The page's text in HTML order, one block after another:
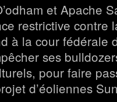
et Apache
restrictive contre
à la cour fédérale
ses
pour faire
d’éoliennes